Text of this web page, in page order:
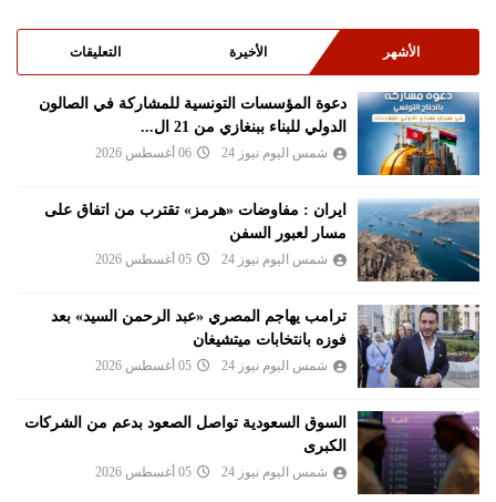
الأشهر الأخيرة التعليقات
دعوة المؤسسات التونسية للمشاركة في الصالون
الدولي للبناء ببنغازي من 21 ال...
شمس اليوم نيوز 24 06 أغسطس 2026
ايران : مفاوضات «هرمز» تقترب من اتفاق على
مسار لعبور السفن
شمس اليوم نيوز 24 05 أغسطس 2026
ترامب يهاجم المصري «عبد الرحمن السيد» بعد
فوزه بانتخابات ميتشيغان
شمس اليوم نيوز 24 05 أغسطس 2026
السوق السعودية تواصل الصعود بدعم من الشركات
الكبرى
شمس اليوم نيوز 24 05 أغسطس 2026